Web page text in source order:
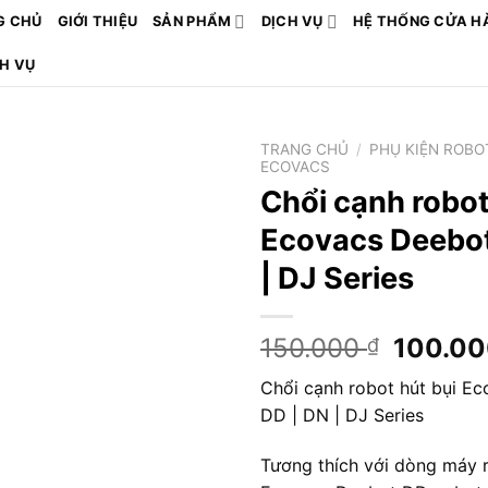
CHỦ GIỚI THIỆU SẢN PHẨM DỊCH VỤ HỆ THỐNG CỬA
VỤ
TRANG CHỦ / PHỤ KIỆN
ECOVACS
Chổi cạnh
Ecovacs
| DJ Series
150.000₫
Giá
gốc
là:
Chổi cạnh robot hút bụi
DD | DN | DJ Series
Tương thích với dòng máy